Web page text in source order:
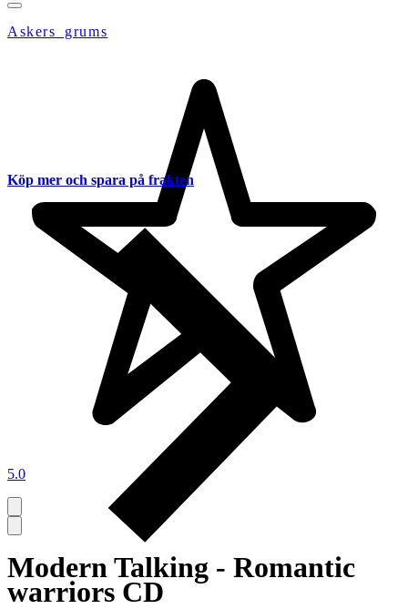
Askers_grums
5.0
Modern Talking - Romantic
warriors CD
Köp mer och spara på frakten